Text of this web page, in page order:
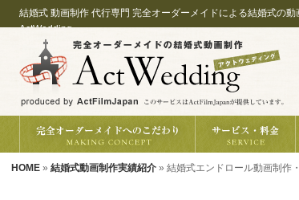
結婚式 動画制作 代行専門 完全オーダーメイドによる結婚式の
ActWedding
HOME » 結婚式動画制作実績紹介 » 結婚式エンドロール動画制作